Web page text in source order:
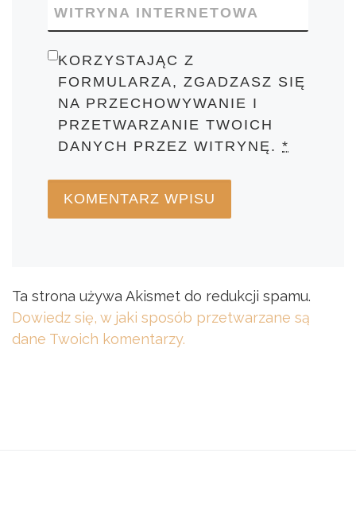
WITRYNA INTERNETOWA
KORZYSTAJĄC Z
FORMULARZA, ZGADZASZ SIĘ
NA PRZECHOWYWANIE I
PRZETWARZANIE TWOICH
DANYCH PRZEZ WITRYNĘ.*
Ta strona używa Akismet do redukcji spamu.
Dowiedz się, w jaki sposób przetwarzane są
dane Twoich komentarzy.